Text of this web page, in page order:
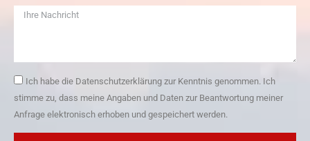
Ich habe die Datenschutzerklärung zur Kenntnis genommen. Ich
stimme zu, dass meine Angaben und Daten zur Beantwortung meiner
Anfrage elektronisch erhoben und gespeichert werden.